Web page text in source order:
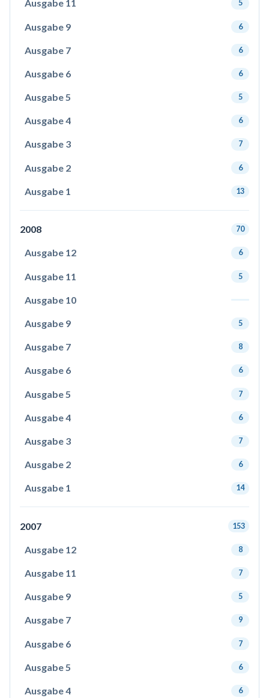
Ausgabe 11 5
Ausgabe 9 6
Ausgabe 7 6
Ausgabe 6 6
Ausgabe 5 5
Ausgabe 4 6
Ausgabe 3 7
Ausgabe 2 6
Ausgabe 1 13
2008 70
Ausgabe 12 6
Ausgabe 11 5
Ausgabe 10
Ausgabe 9 5
Ausgabe 7 8
Ausgabe 6 6
Ausgabe 5 7
Ausgabe 4 6
Ausgabe 3 7
Ausgabe 2 6
Ausgabe 1 14
2007 153
Ausgabe 12 8
Ausgabe 11 7
Ausgabe 9 5
Ausgabe 7 9
Ausgabe 6 7
Ausgabe 5 6
Ausgabe 4 6